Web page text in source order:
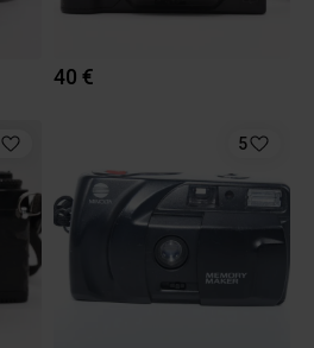
40 €
5